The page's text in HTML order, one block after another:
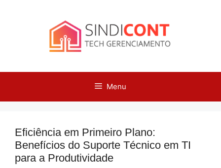
Menu
Eficiência em Primeiro Plano:
Benefícios do Suporte Técnico em TI
para a Produtividade